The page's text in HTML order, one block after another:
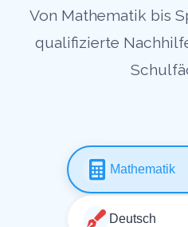
Von Mathematik bis
qualifizierte
Mathematik
Deutsch